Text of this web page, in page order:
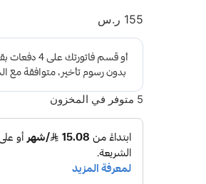
155 ر.س
5 متوفر في المخزون